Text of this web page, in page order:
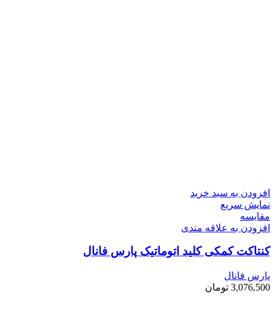
افزودن به سبد خرید
نمایش سریع
مقايسه
افزودن به علاقه مندی
کنتاکت کمکی کلید اتوماتیک پارس فانال
پارس فانال
3,076,500 تومان